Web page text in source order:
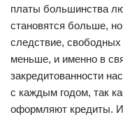
платы большинства
становятся больше,
следствие, свободных
меньше, и именно в
закредитованности
с каждым годом, так
оформляют кредиты.